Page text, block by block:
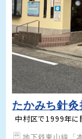
たかみち針
中村区で1999年に